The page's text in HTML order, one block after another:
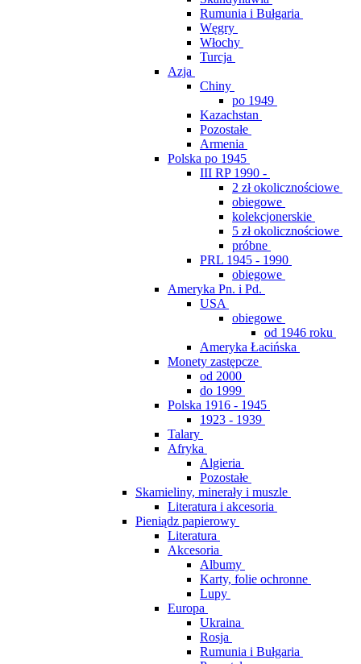
Rumunia i Bułgaria
Węgry
Włochy
Turcja
Azja
Chiny
po 1949
Kazachstan
Pozostałe
Armenia
Polska po 1945
III RP 1990 -
2 zł okolicznościowe
obiegowe
kolekcjonerskie
5 zł okolicznościowe
próbne
PRL 1945 - 1990
obiegowe
Ameryka Pn. i Pd.
USA
obiegowe
od 1946 roku
Ameryka Łacińska
Monety zastępcze
od 2000
do 1999
Polska 1916 - 1945
1923 - 1939
Talary
Afryka
Algieria
Pozostałe
Skamieliny, minerały i muszle
Literatura i akcesoria
Pieniądz papierowy
Literatura
Akcesoria
Albumy
Karty, folie ochronne
Lupy
Europa
Ukraina
Rosja
Rumunia i Bułgaria